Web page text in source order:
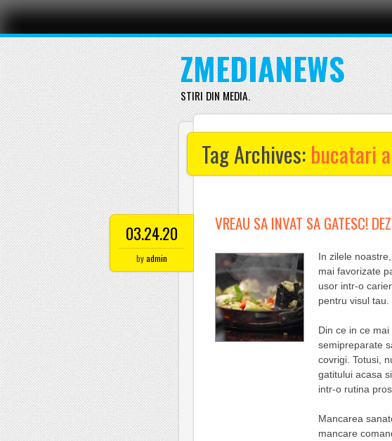
Main menu
Skip
content
ZMEDIANEWS
STIRI DIN MEDIA.
Tag Archives:bucatari
03.24.20
byadmin
VREAU SA INVAT SA GATESC!
In zilele
mai favorizate
usor intr-o
pentru visul tau.
Din ce in ce
semipreparate
covrigi. Totusi,
gatitului acasa
intr-o rutina
Mancarea
mancare